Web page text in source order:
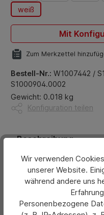
weiß
Mit
Zum Merkzettel
Bestell-Nr.: W1007442 /
S1000904.0002
Gewicht: 0.018 kg
Konfiguration teilen
Beschreibung
U-15 farbig | unilite®
[Nachfüllbar] -
1.000er Umkarton
Eigenschaften
Wir verwenden
unserer Website.
während andere uns
Personenbezogene